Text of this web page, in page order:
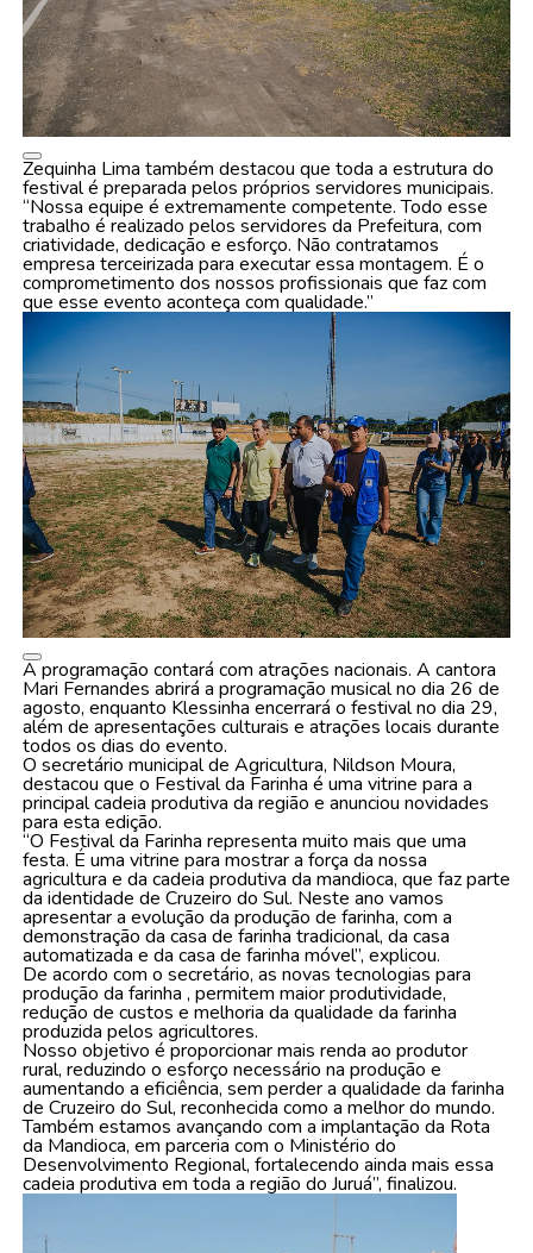
Zequinha Lima também destacou que toda a estrutura do
festival é preparada pelos próprios servidores municipais.
“Nossa equipe é extremamente competente. Todo esse
trabalho é realizado pelos servidores da Prefeitura, com
criatividade, dedicação e esforço. Não contratamos
empresa terceirizada para executar essa montagem. É o
comprometimento dos nossos profissionais que faz com
que esse evento aconteça com qualidade.”
A programação contará com atrações nacionais. A cantora
Mari Fernandes abrirá a programação musical no dia 26 de
agosto, enquanto Klessinha encerrará o festival no dia 29,
além de apresentações culturais e atrações locais durante
todos os dias do evento.
O secretário municipal de Agricultura, Nildson Moura,
destacou que o Festival da Farinha é uma vitrine para a
principal cadeia produtiva da região e anunciou novidades
para esta edição.
“O Festival da Farinha representa muito mais que uma
festa. É uma vitrine para mostrar a força da nossa
agricultura e da cadeia produtiva da mandioca, que faz parte
da identidade de Cruzeiro do Sul. Neste ano vamos
apresentar a evolução da produção de farinha, com a
demonstração da casa de farinha tradicional, da casa
automatizada e da casa de farinha móvel”, explicou.
De acordo com o secretário, as novas tecnologias para
produção da farinha , permitem maior produtividade,
redução de custos e melhoria da qualidade da farinha
produzida pelos agricultores.
Nosso objetivo é proporcionar mais renda ao produtor
rural, reduzindo o esforço necessário na produção e
aumentando a eficiência, sem perder a qualidade da farinha
de Cruzeiro do Sul, reconhecida como a melhor do mundo.
Também estamos avançando com a implantação da Rota
da Mandioca, em parceria com o Ministério do
Desenvolvimento Regional, fortalecendo ainda mais essa
cadeia produtiva em toda a região do Juruá”, finalizou.